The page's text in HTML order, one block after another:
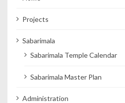
Projects
Sabarimala
Sabarimala Temple Calendar
Sabarimala Master Plan
Administration